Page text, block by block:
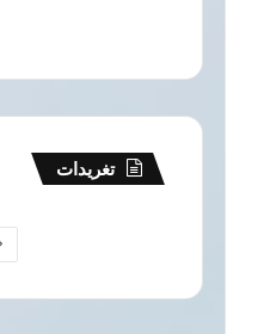
تغريدات